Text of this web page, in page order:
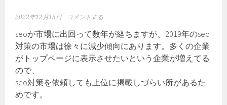
2022年12月15日 コメントする
seoが市場に出回って数年が経ちますが、2019年のseo
対策の市場は徐々に減少傾向にあります。多くの企業
がトップページに表示させたいという企業が増えてる
ので、
seo対策を依頼しても上位に掲載しづらい所があるた
めです。